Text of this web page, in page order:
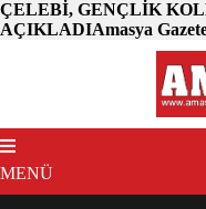
ÇELEBİ, GENÇLİK
AÇIKLADIAmasya
MENÜ